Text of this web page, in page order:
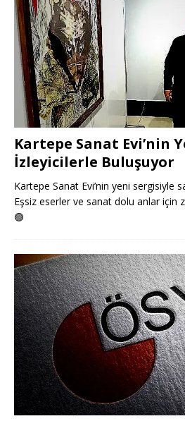
Kartepe Sanat Evi’nin
İzleyicilerle Buluşuyor
Kartepe Sanat Evi’nin yeni sergisiyle
Eşsiz eserler ve sanat dolu anlar için
🟢